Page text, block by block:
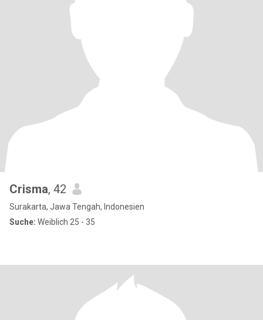
Crisma, 42
Surakarta, Jawa Tengah, Indonesien
Suche: Weiblich 25 - 35